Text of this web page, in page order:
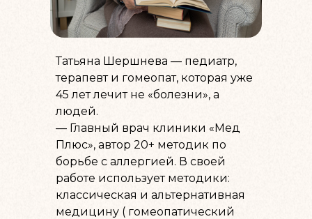
Татьяна Шершнева — педиатр,
терапевт и гомеопат, которая уже
45 лет лечит не «болезни», а
людей.
— Главный врач клиники «Мед
Плюс», автор 20+ методик по
борьбе с аллергией. В своей
работе использует методики:
классическая и альтернативная
медицину ( гомеопатический